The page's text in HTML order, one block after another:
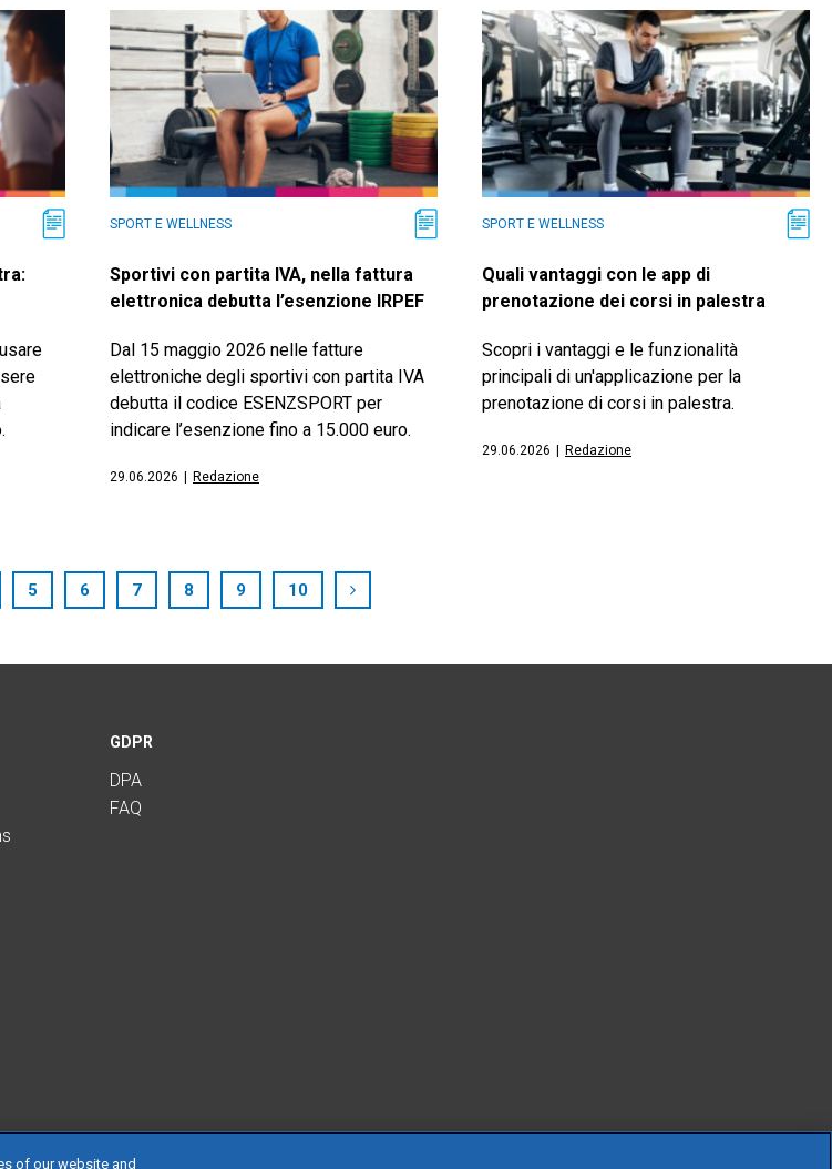
SPORT E WELLNESS
Sportivi con partita IVA, nella fattura
elettronica debutta l’esenzione IRPEF
Dal 15 maggio 2026 nelle fatture
elettroniche degli sportivi con partita IVA
debutta il codice ESENZSPORT per
indicare l’esenzione fino a 15.000 euro.
29.06.2026 Redazione
SPORT E WELLNESS
Quali vantaggi con le app di
prenotazione dei corsi in palestra
Scopri i vantaggi e le funzionalità
principali di un'applicazione per la
prenotazione di corsi in palestra.
29.06.2026 Redazione
5 6 7 8 9 10
GDPR
DPA
FAQ
of our website and